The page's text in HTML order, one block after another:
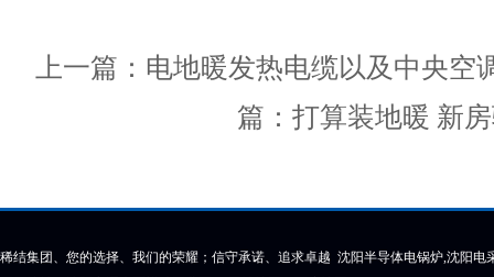
上一篇： 电地暖发热电缆以及中央空
篇： 打算装地暖 新
稀结集团、您的选择、我们的荣耀；信守承诺、追求卓越 沈阳半导体电锅炉,沈阳电